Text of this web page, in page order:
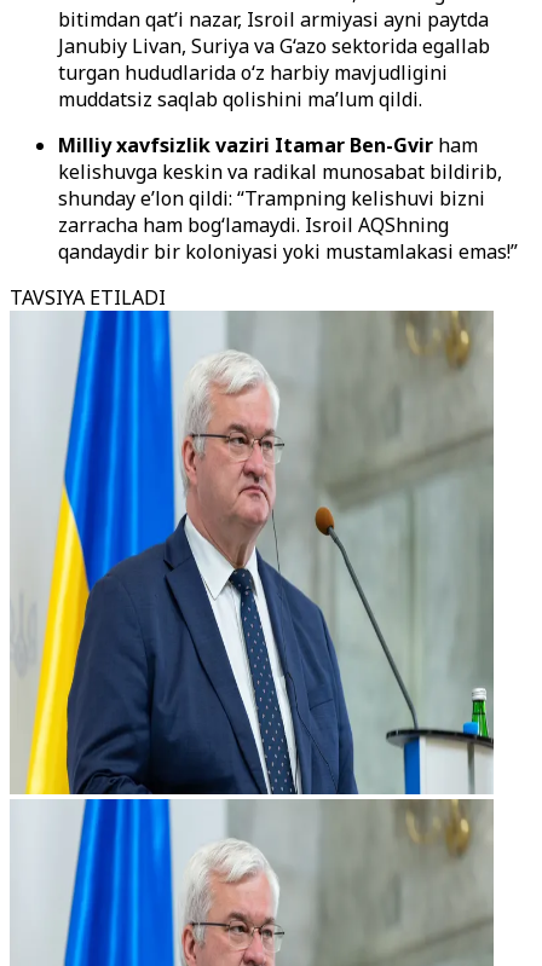
bitimdan qat’i nazar, Isroil armiyasi ayni paytda
Janubiy Livan, Suriya va G‘azo sektorida egallab
turgan hududlarida o‘z harbiy mavjudligini
muddatsiz saqlab qolishini ma’lum qildi.
Milliy xavfsizlik vaziri Itamar Ben-Gvir ham
kelishuvga keskin va radikal munosabat bildirib,
shunday e’lon qildi: “Trampning kelishuvi bizni
zarracha ham bog‘lamaydi. Isroil AQShning
qandaydir bir koloniyasi yoki mustamlakasi emas!”
TAVSIYA ETILADI